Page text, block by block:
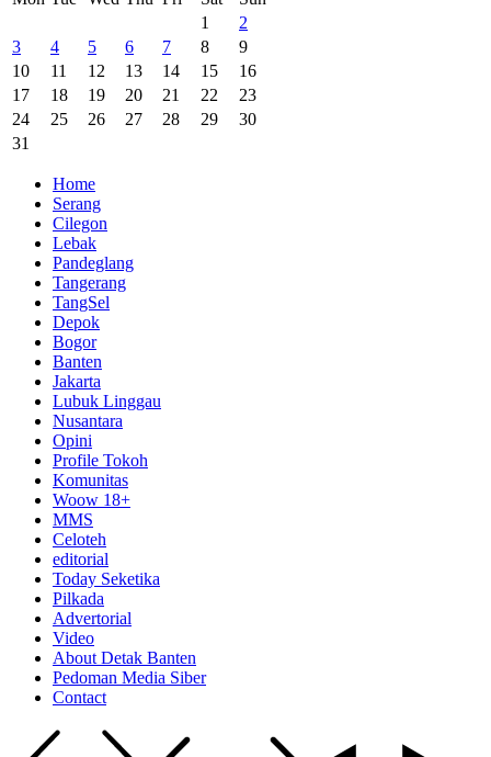
1
2
3
4 5 6 7 8
9
10
11 12 13 14 15
16
17
18 19 20 21 22
23
24
25 26 27 28 29
30
31
Home
Serang
Cilegon
Lebak
Pandeglang
Tangerang
TangSel
Depok
Bogor
Banten
Jakarta
Lubuk Linggau
Nusantara
Opini
Profile Tokoh
Komunitas
Woow 18+
MMS
Celoteh
editorial
Today Seketika
Pilkada
Advertorial
Video
About Detak Banten
Pedoman Media Siber
Contact